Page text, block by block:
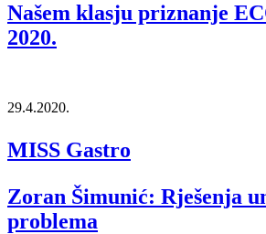
Našem klasju priznanje
2020.
29.4.2020.
MISS Gastro
Zoran Šimunić: Rješenja
problema